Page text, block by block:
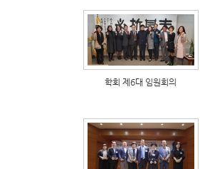
학회 제6대 임원회의